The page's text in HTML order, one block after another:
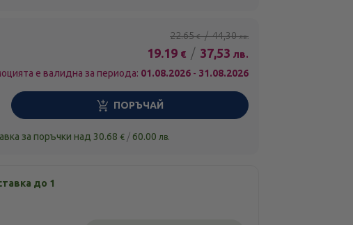
22.65 € / 44,30 лв.
19.19 € / 37,53 лв.
е валидна за периода: 01.08.2026- 31.08.2026
ПОРЪЧАЙ
за поръчки над 30.68 € / 60.00 лв.
до 1